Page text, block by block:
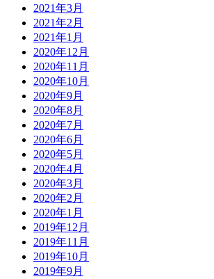
2021年3月
2021年2月
2021年1月
2020年12月
2020年11月
2020年10月
2020年9月
2020年8月
2020年7月
2020年6月
2020年5月
2020年4月
2020年3月
2020年2月
2020年1月
2019年12月
2019年11月
2019年10月
2019年9月